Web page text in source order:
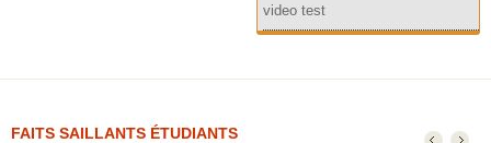
video test
FAITS SAILLANTS ÉTUDIANTS